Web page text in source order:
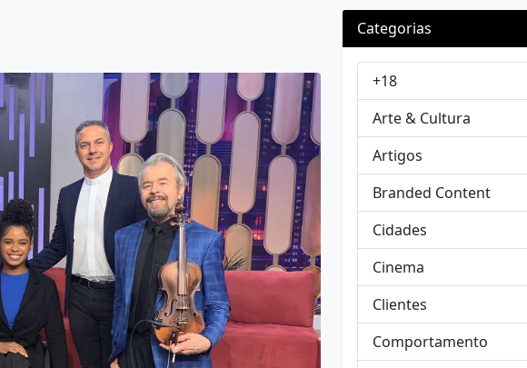
Categorias
+18
Arte & Cultura
Artigos
Branded Content
Cidades
Cinema
Clientes
Comportamento